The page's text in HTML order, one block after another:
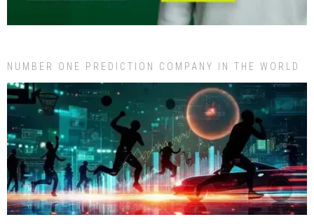
NUMBER ONE PREDICTION COMPANY IN THE WORLD